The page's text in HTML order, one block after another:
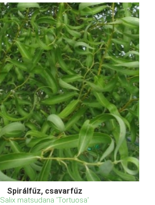
Spirálfűz, csavarfűz
Salix matsudana 'Tortuosa'